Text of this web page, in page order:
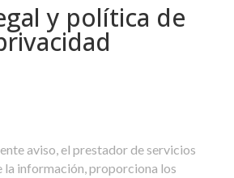
y política de
aviso, el prestador de servicios
la información, proporciona los